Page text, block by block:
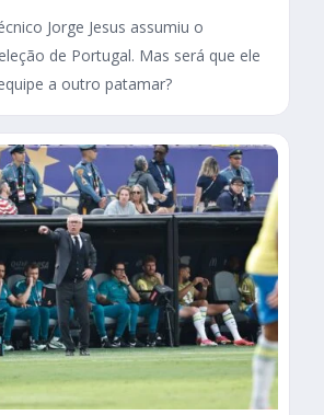
Jorge Jesus assumiu o
de Portugal. Mas será que ele
a outro patamar?